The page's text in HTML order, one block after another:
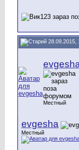
28.09.2015,
Местный
evgesha
Местный